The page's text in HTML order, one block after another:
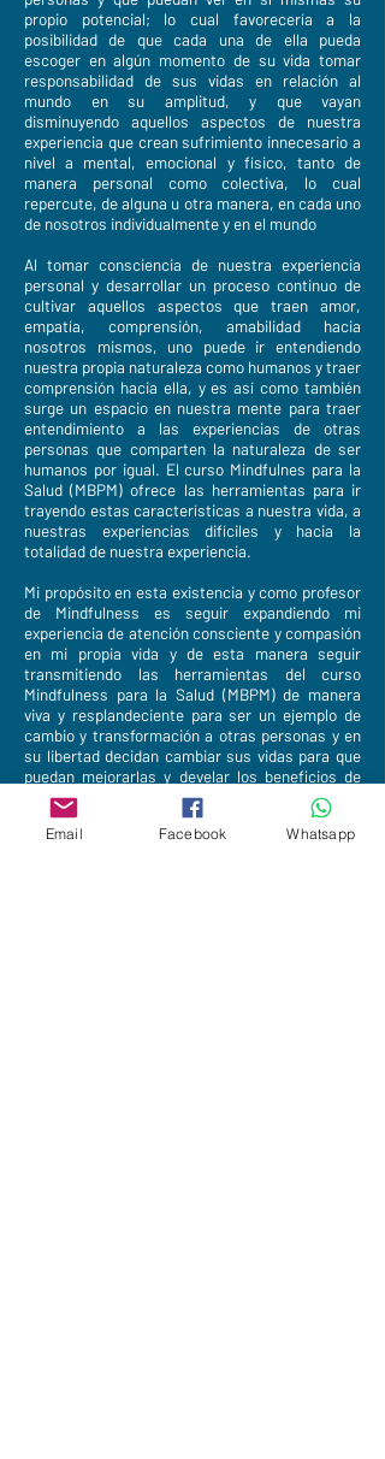
propio potencial; lo cual favorecería a la
posibilidad de que cada una de ella pueda
escoger en algún momento de su vida tomar
responsabilidad de sus vidas en relación al
mundo en su amplitud, y que vayan
disminuyendo aquellos aspectos de nuestra
experiencia que crean sufrimiento innecesario a
nivel a mental, emocional y físico, tanto de
manera personal como colectiva, lo cual
repercute, de alguna u otra manera, en cada uno
de nosotros individualmente y en el mundo
Al tomar consciencia de nuestra experiencia
personal y desarrollar un proceso continuo de
cultivar aquellos aspectos que traen amor,
empatía, comprensión, amabilidad hacia
nosotros mismos, uno puede ir entendiendo
nuestra propia naturaleza como humanos y traer
comprensión hacia ella, y es así como también
surge un espacio en nuestra mente para traer
entendimiento a las experiencias de otras
personas que comparten la naturaleza de ser
humanos por igual. El curso Mindfulnes para la
Salud (MBPM) ofrece las herramientas para ir
trayendo estas características a nuestra vida, a
nuestras experiencias difíciles y hacia la
totalidad de nuestra experiencia.
Mi propósito en esta existencia y como profesor
de Mindfulness es seguir expandiendo mi
experiencia de atención consciente y compasión
en mi propia vida y de esta manera seguir
transmitiendo las herramientas del curso
Mindfulness para la Salud (MBPM) de manera
viva y resplandeciente para ser un ejemplo de
cambio y transformación a otras personas y en
su libertad decidan cambiar sus vidas para que
puedan mejorarlas y develar los beneficios de
Mindfulness y su propio potencial de
transformación hacia si mismas y los demás y al
hacer esto podamos contribuir a la evolución de
Email Facebook Whatsapp